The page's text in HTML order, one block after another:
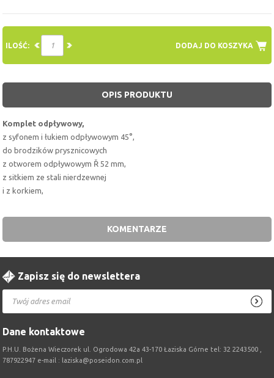
DODAJ DO KOSZYKA
ILOŚĆ:
OPIS PRODUKTU
Komplet odpływowy,
z syfonem i łukiem odpływowym 45°,
do brodzików prysznicowych
z otworem odpływowym Ř 52 mm,
z sitkiem ze stali nierdzewnej
i z korkiem,
KOMENTARZE
Zapisz się do newslettera
Dane kontaktowe
P.H.U. Bożena Wieczorek ul. Ogrodowa 42a 43-170 Łaziska Górne tel: 32 2243500 ,
787922947 e-mail : laziska@poseidon.com.pl